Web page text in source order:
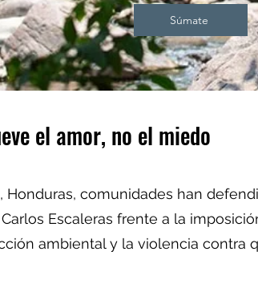
Súmate
el amor, no el miedo
Honduras, comunidades han
Escaleras frente a la
ambiental y la violencia contra